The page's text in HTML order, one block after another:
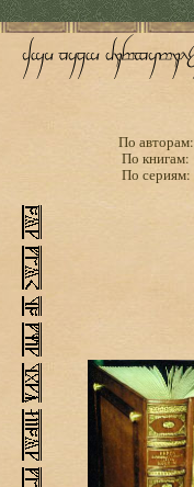
По авторам:
По книгам:
По сериям: